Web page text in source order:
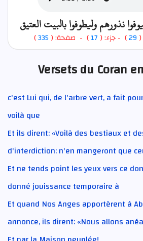
نذورهم وليطوفوا بالبيت العتيق
(
29
) - جزء: ( 17) - صفحة: ( 335
)
Versets du Coran
c'est Lui qui, de l'arbre vert, a fait
voilà que
Et ils dirent: «Voilà des bestiaux et
d'interdiction: n'en mangeront que
Et ne tends point les yeux vers ce
donné jouissance temporaire à
Et quand Nos Anges apportèrent à
annonce, ils dirent: «Nous allons